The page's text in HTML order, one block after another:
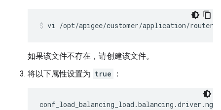
vi /opt/apigee/customer/application/
如果该文件不存在，请创建该文件。
将以下属性设置为 true ：